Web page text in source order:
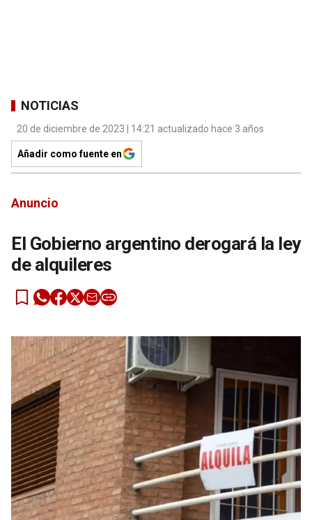
NOTICIAS
20 de diciembre de 2023 | 14:21 actualizado hace 3 años
Añadir como fuente en
Anuncio
El Gobierno argentino derogará la ley
de alquileres